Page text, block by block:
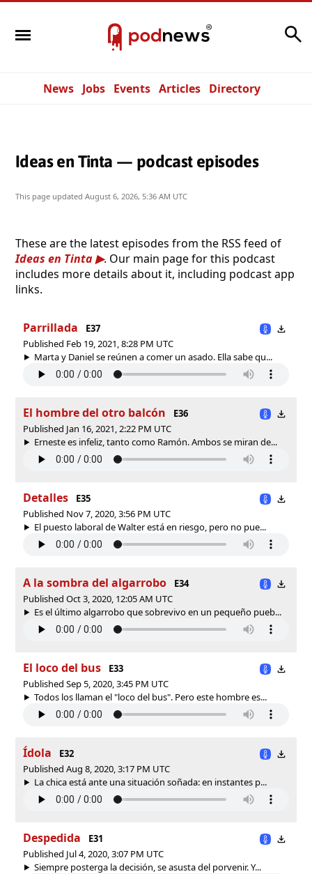
News Jobs Events Articles Directory
Ideas en Tinta — podcast episodes
This page updated August 6, 2026, 5:36 AM UTC
These are the latest episodes from the RSS feed of
Ideas en Tinta
. Our main page for this podcast
includes more details about it, including podcast app
links.
Parrillada
E37
Published Feb 19, 2021, 8:28 PM UTC
Marta y Daniel se reúnen a comer un asado. Ella sabe qu...
El hombre del otro balcón
E36
Published Jan 16, 2021, 2:22 PM UTC
Erneste es infeliz, tanto como Ramón. Ambos se miran de...
Detalles
E35
Published Nov 7, 2020, 3:56 PM UTC
El puesto laboral de Walter está en riesgo, pero no pue...
A la sombra del algarrobo
E34
Published Oct 3, 2020, 12:05 AM UTC
Es el último algarrobo que sobrevivo en un pequeño pueb...
El loco del bus
E33
Published Sep 5, 2020, 3:45 PM UTC
Todos los llaman el "loco del bus". Pero este hombre es...
Ídola
E32
Published Aug 8, 2020, 3:17 PM UTC
La chica está ante una situación soñada: en instantes p...
Despedida
E31
Published Jul 4, 2020, 3:07 PM UTC
Siempre posterga la decisión, se asusta del porvenir. Y...